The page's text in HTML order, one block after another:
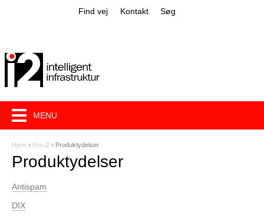
Jump to navigation
Find vej Kontakt Søg
D
u
e
r
Hjem › Om i2 › Produktydelser
Produktydelser
Antispam
DIX
MENU